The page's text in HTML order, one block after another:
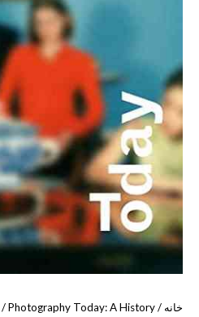
خانه /
/ Photography Today: A History